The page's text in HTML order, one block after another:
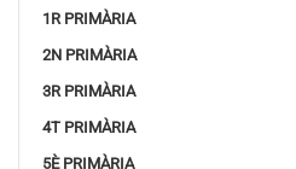
1R PRIMÀRIA
2N PRIMÀRIA
3R PRIMÀRIA
4T PRIMÀRIA
5È PRIMÀRIA